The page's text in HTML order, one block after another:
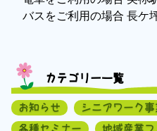
バスをご利用の場合 長ケ
カテゴリー一覧
お知らせ シニアワーク事
各種セミナー
地域産業